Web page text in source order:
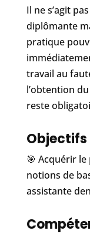
Il ne s’agit
diplômante
pratique
travail au
l’obtention
reste
🎯 Acquérir
notions de
assistante